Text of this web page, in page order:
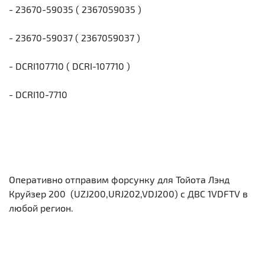
- 23670-59035 ( 2367059035 )
- 23670-59037 ( 2367059037 )
- DCRI107710 ( DCRI-107710 )
- DCRI10-7710
Оперативно отправим форсунку для Тойота Лэнд
Круйзер 200 (UZJ200,URJ202,VDJ200) с ДВС 1VDFTV в
любой регион.